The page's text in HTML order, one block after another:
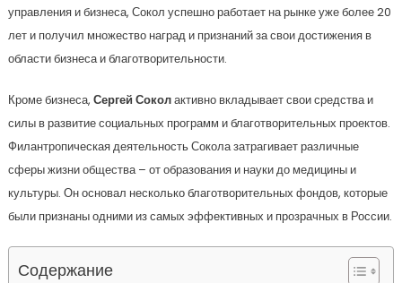
управления и бизнеса, Сокол успешно работает на рынке уже более 20
лет и получил множество наград и признаний за свои достижения в
области бизнеса и благотворительности.
Кроме бизнеса, Сергей Соколактивно вкладывает свои средства и
силы в развитие социальных программ и благотворительных проектов.
Филантропическая деятельность Сокола затрагивает различные
сферы жизни общества – от образования и науки до медицины и
культуры. Он основал несколько благотворительных фондов, которые
были признаны одними из самых эффективных и прозрачных в России.
Содержание